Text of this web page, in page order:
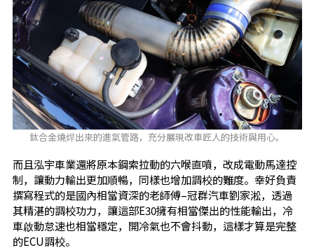
鈦合金燒焊出來的進氣管路，充分展現改車匠人的技術與用心。
而且泓宇車業還將原本鋼索拉動的六喉直噴，改成電動馬達控
制，讓動力輸出更加順暢，同樣也增加調校的難度。幸好負責
撰寫程式的是國內相當資深的老師傅–冠群汽車劉家淞，透過
其精湛的調校功力，讓這部E30擁有相當傑出的性能輸出，冷
車啟動怠速也相當穩定，開冷氣也不會抖動，這樣才算是完整
的ECU調校。